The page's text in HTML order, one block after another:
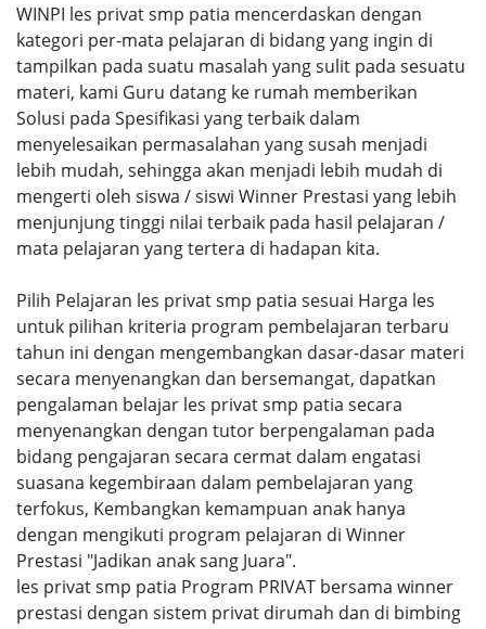
WINPI les privat smp patia mencerdaskan dengan
kategori per-mata pelajaran di bidang yang ingin di
tampilkan pada suatu masalah yang sulit pada sesuatu
materi, kami Guru datang ke rumah memberikan
Solusi pada Spesifikasi yang terbaik dalam
menyelesaikan permasalahan yang susah menjadi
lebih mudah, sehingga akan menjadi lebih mudah di
mengerti oleh siswa / siswi Winner Prestasi yang lebih
menjunjung tinggi nilai terbaik pada hasil pelajaran /
mata pelajaran yang tertera di hadapan kita.
Pilih Pelajaran les privat smp patia sesuai Harga les
untuk pilihan kriteria program pembelajaran terbaru
tahun ini dengan mengembangkan dasar-dasar materi
secara menyenangkan dan bersemangat, dapatkan
pengalaman belajar les privat smp patia secara
menyenangkan dengan tutor berpengalaman pada
bidang pengajaran secara cermat dalam engatasi
suasana kegembiraan dalam pembelajaran yang
terfokus, Kembangkan kemampuan anak hanya
dengan mengikuti program pelajaran di Winner
Prestasi "Jadikan anak sang Juara".
les privat smp patia Program PRIVAT bersama winner
prestasi dengan sistem privat dirumah dan di bimbing